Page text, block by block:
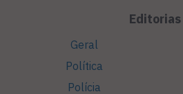
Editorias
Geral
Política
Polícia